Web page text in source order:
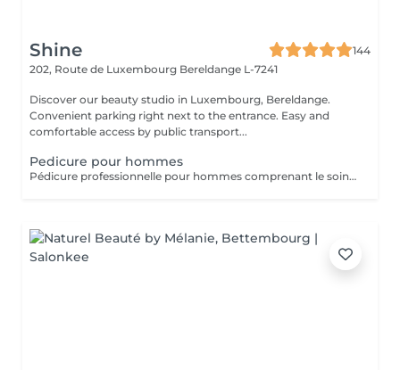
Shine
144
202, Route de Luxembourg Bereldange L-7241
Discover our beauty studio in Luxembourg, Bereldange.
Convenient parking right next to the entrance. Easy and
comfortable access by public transport...
Pedicure pour hommes
Pédicure professionnelle pour hommes comprenant le soin des ongles, le traitement des cuticules, l'élimination des callosités et l'hydratation des pieds. Idéal pour des pieds propres, soignés et confortables.